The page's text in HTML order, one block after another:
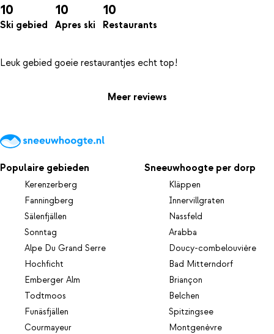
10
Ski gebied
10
Apres ski
10
Restaurants
Meer reviews
Populaire gebieden
Kerenzerberg
Fanningberg
Sälenfjällen
Sonntag
Alpe Du Grand Serre
Hochficht
Emberger Alm
Todtmoos
Funäsfjällen
Courmayeur
Sneeuwhoogte per dorp
Kläppen
Innervillgraten
Nassfeld
Arabba
Doucy-combelouvière
Bad Mitterndorf
Briançon
Belchen
Spitzingsee
Montgenèvre